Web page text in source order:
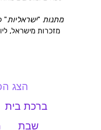
מתנות "ישראליות"
מזכרות מישראל,
הצג
ברכת בית
שבת